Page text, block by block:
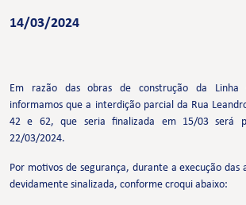
14/03/2024
Em razão das obras de construção da Linha
informamos que a interdição parcial da Rua
42 e 62, que seria finalizada em 15/03 será
22/03/2024.
Por motivos de segurança, durante a execução das
devidamente sinalizada, conforme croqui abaixo: